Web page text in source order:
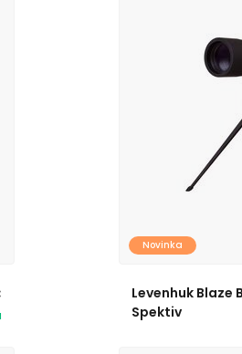
Novinka
Levenhuk Blaze
Spektiv